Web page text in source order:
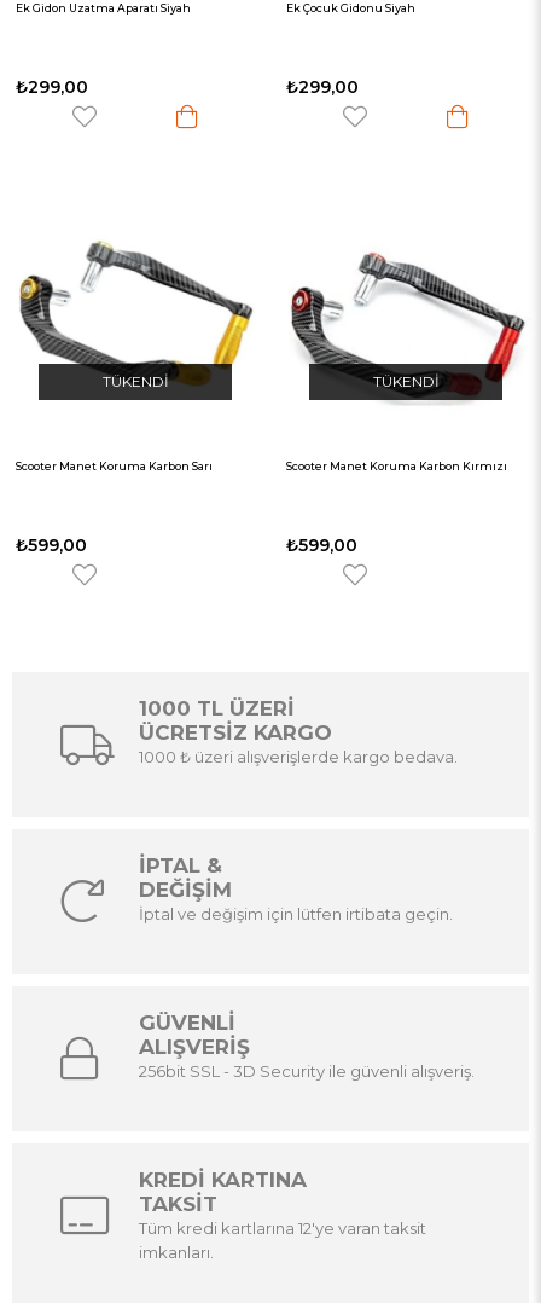
Ek Gidon Uzatma Aparatı Siyah
₺299,00
Ek Çocuk Gidonu Siyah
₺299,00
TÜKENDI
Scooter Manet Koruma Karbon Sarı
₺599,00
TÜKENDI
Scooter Manet Koruma Karbon Kırmızı
₺599,00
1000 TL ÜZERİ
ÜCRETSİZ KARGO
1000 ₺ üzeri alışverişlerde kargo bedava.
İPTAL &
DEĞİŞİM
İptal ve değişim için lütfen irtibata geçin.
GÜVENLİ
ALIŞVERİŞ
256bit SSL - 3D Security ile güvenli alışveriş.
KREDİ KARTINA
TAKSİT
Tüm kredi kartlarına 12'ye varan taksit
imkanları.